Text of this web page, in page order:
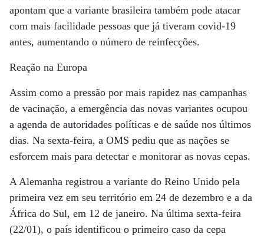
apontam que a variante brasileira também pode atacar
com mais facilidade pessoas que já tiveram covid-19
antes, aumentando o número de reinfecções.
Reação na Europa
Assim como a pressão por mais rapidez nas campanhas
de vacinação, a emergência das novas variantes ocupou
a agenda de autoridades políticas e de saúde nos últimos
dias. Na sexta-feira, a OMS pediu que as nações se
esforcem mais para detectar e monitorar as novas cepas.
A Alemanha registrou a variante do Reino Unido pela
primeira vez em seu território em 24 de dezembro e a da
África do Sul, em 12 de janeiro. Na última sexta-feira
(22/01), o país identificou o primeiro caso da cepa